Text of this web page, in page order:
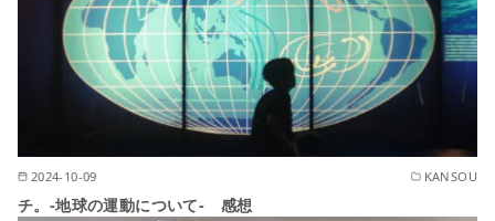
2024-10-09 KANSOU
チ。-地球の運動について- 感想